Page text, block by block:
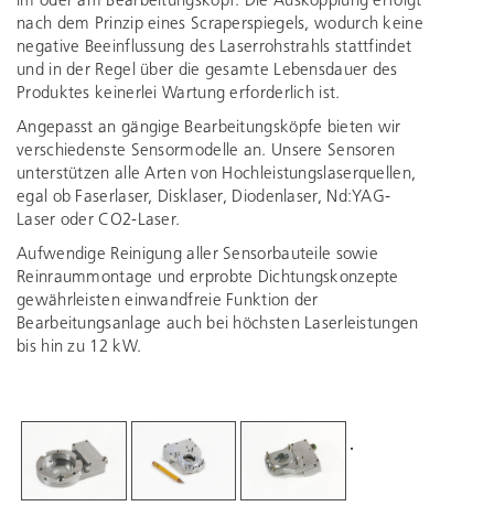
nach dem Prinzip eines Scraperspiegels, wodurch keine
negative Beeinflussung des Laserrohstrahls stattfindet
und in der Regel über die gesamte Lebensdauer des
Produktes keinerlei Wartung erforderlich ist.
Angepasst an gängige Bearbeitungsköpfe bieten wir
verschiedenste Sensormodelle an. Unsere Sensoren
unterstützen alle Arten von Hochleistungslaserquellen,
egal ob Faserlaser, Disklaser, Diodenlaser, Nd:YAG-
Laser oder CO2-Laser.
Aufwendige Reinigung aller Sensorbauteile sowie
Reinraummontage und erprobte Dichtungskonzepte
gewährleisten einwandfreie Funktion der
Bearbeitungsanlage auch bei höchsten Laserleistungen
bis hin zu 12 kW.